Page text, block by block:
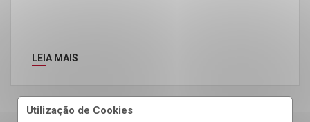
Utilização de Cookies
LEIA MAIS